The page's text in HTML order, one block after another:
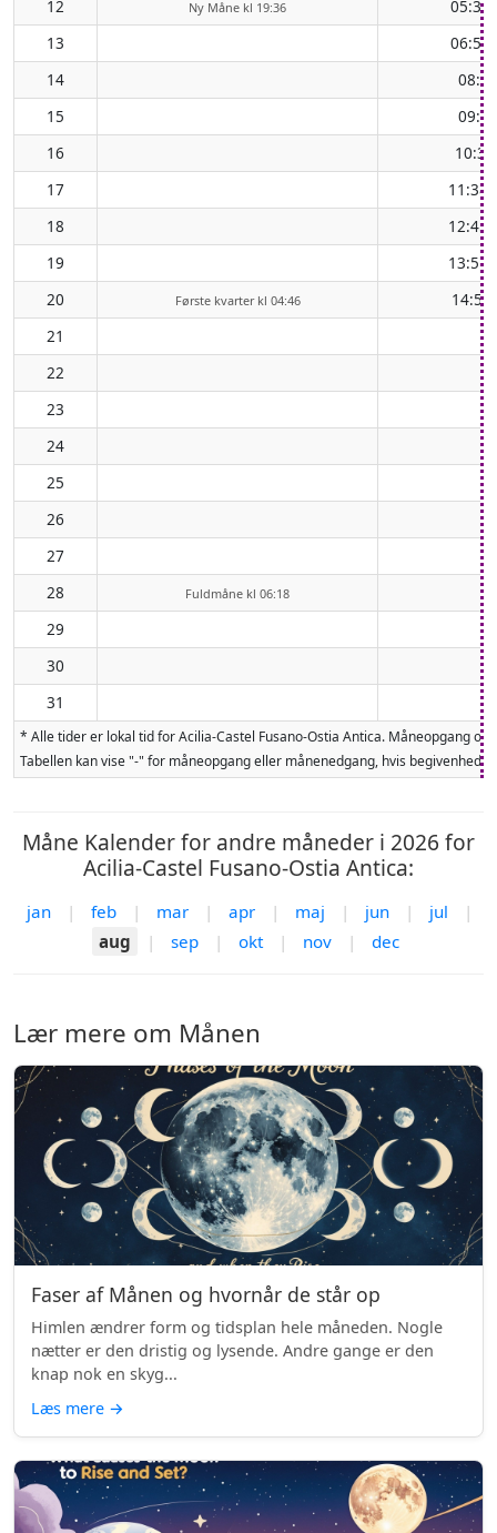
12 Ny Måne kl 19:36 05:37
13 06:56
14 08:10
15 09:22
16 10:31
17 11:38
18 12:45
19 13:51
20 Første kvarter kl 04:46 14:55
21
22
23
24
25
26
27
28
Fuldmåne kl 06:18
29
30
31
* Alle tider er lokal tid for Acilia-Castel Fusano-Ostia Antica. Måneopgang
Tabellen kan vise "-" for måneopgang eller månenedgang, hvis
Måne Kalender for andre måneder i 2026 for
Acilia-Castel Fusano-Ostia Antica:
jan | feb | mar | apr | maj | jun | jul
|
aug
| sep | okt | nov | dec
Lær mere om Månen
Faser af Månen og hvornår de står op
Himlen ændrer form og tidsplan hele måneden. Nogle
nætter er den dristig og lysende. Andre gange er den
knap nok en skyg...
Læs mere →